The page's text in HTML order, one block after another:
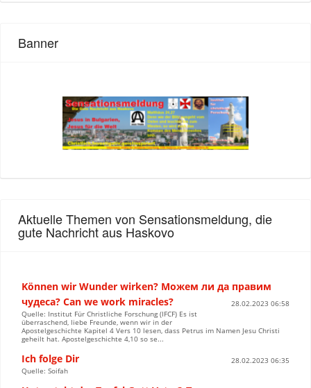
Banner
Aktuelle Themen von Sensationsmeldung, die
gute Nachricht aus Haskovo
Können wir Wunder wirken? Можем ли да правим
чудеса? Can we work miracles?
28.02.2023 06:58
Quelle: Institut Für Christliche Forschung (IFCF) Es ist
überraschend, liebe Freunde, wenn wir in der
Apostelgeschichte Kapitel 4 Vers 10 lesen, dass Petrus im Namen Jesu Christi
geheilt hat. Apostelgeschichte 4,10 so se...
Ich folge Dir
28.02.2023 06:35
Quelle: Soifah